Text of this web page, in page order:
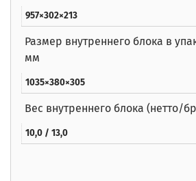
957×302×213
Размер внутреннего блока в
мм
1035×380×305
Вес внутреннего блока (нетто/
10,0 / 13,0